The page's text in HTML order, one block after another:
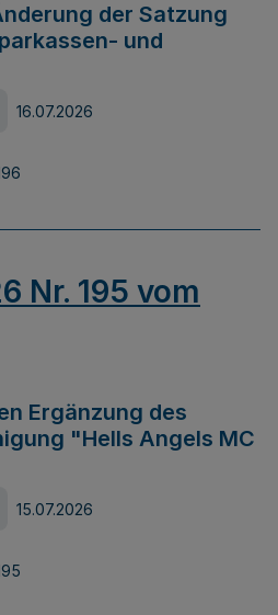
der Satzung
und
16.07.2026
Nr. 195 vom
Ergänzung des
"Hells Angels MC
15.07.2026